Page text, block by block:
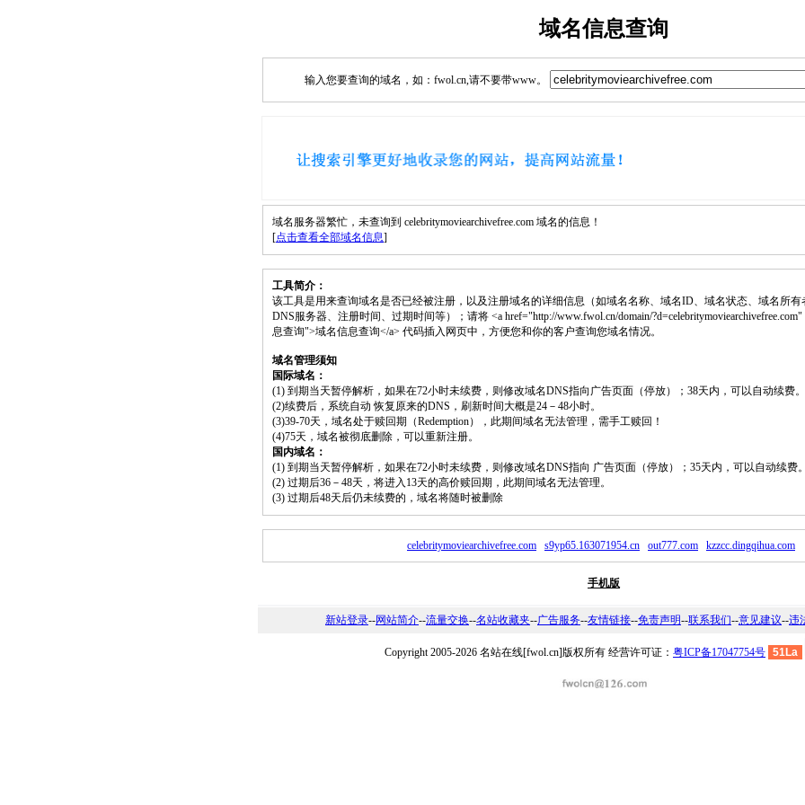
域名信息查询
输入您要查询的域名，如：fwol.cn,请不要带www。
域名服务器繁忙，未查询到 celebritymoviearchivefree.com 域名的信息！
[点击查看全部域名信息]
工具简介：
该工具是用来查询域名是否已经被注册，以及注册域名的详细信息（如域名名称、域名ID、域名状态、域名所有
DNS服务器、注册时间、过期时间等）；请将 <a href="http://www.fwol.cn/domain/
息查询">域名信息查询</a> 代码插入网页中，方便您和你的客户查询您域名情况。
域名管理须知
国际域名：
(1) 到期当天暂停解析，如果在72小时未续费，则修改域名DNS指向广告页面（停放）；38天内，可以自动续费。
(2)续费后，系统自动 恢复原来的DNS，刷新时间大概是24－48小时。
(3)39-70天，域名处于赎回期（Redemption），此期间域名无法管理，需手工赎回！
(4)75天，域名被彻底删除，可以重新注册。
国内域名：
(1) 到期当天暂停解析，如果在72小时未续费，则修改域名DNS指向 广告页面（停放）；35天内，可以自动续费。
(2) 过期后36－48天，将进入13天的高价赎回期，此期间域名无法管理。
(3) 过期后48天后仍未续费的，域名将随时被删除
celebritymoviearchivefree.com s9yp65.163071954.cn out777.com kzzcc.dingqihua.com
手机版
新站登录--网站简介--流量交换--名站收藏夹--广告服务--友情链接--免责声明--联系我们--意见建议--违
Copyright 2005-2026 名站在线[fwol.cn]版权所有 经营许可证： 粤ICP备17047754号 51La